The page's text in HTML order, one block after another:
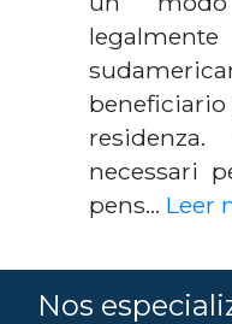
necessari
pens… Leer
Nos